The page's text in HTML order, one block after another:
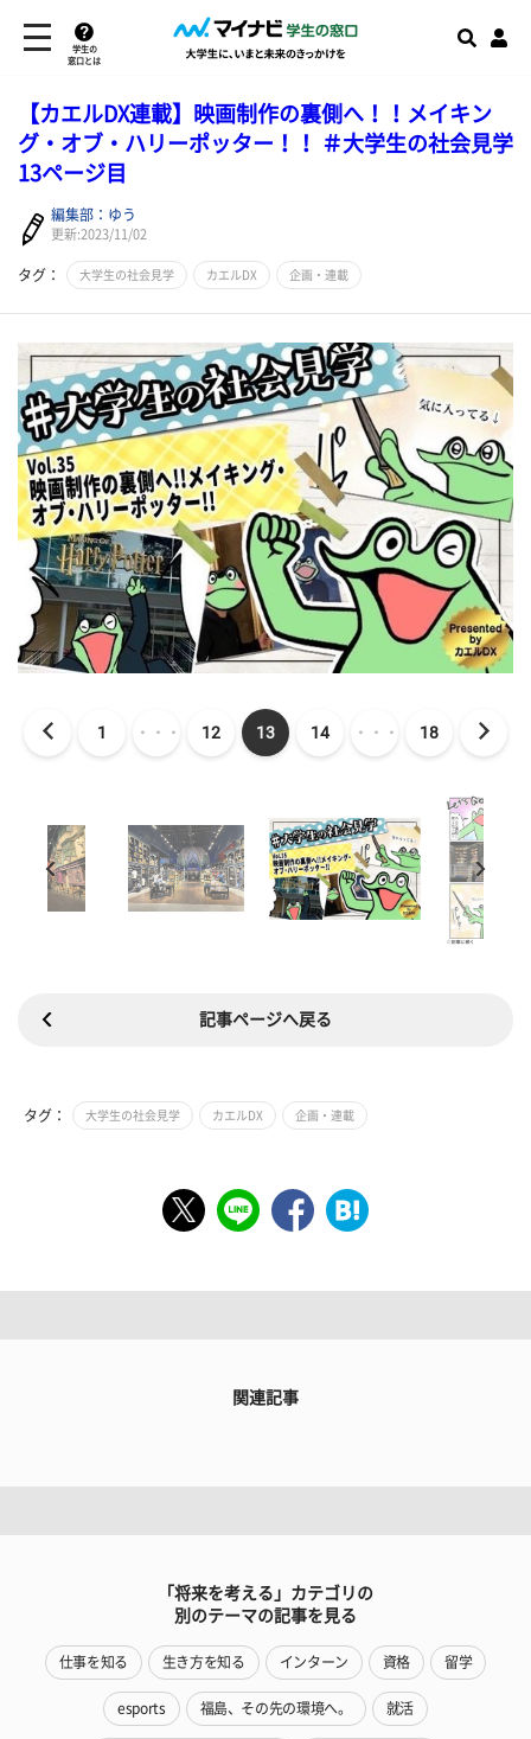
学生の
窓口とは
【カエルDX連載】映画制作の裏側へ！！メイキン
グ・オブ・ハリーポッター！！ ＃大学生の社会見学
13ページ目
編集部：ゆう
更新:2023/11/02
タグ： 大学生の社会見学 カエルDX 企画・連載
1 ・・・ 12 13 14 ・・・ 18
記事ページへ戻る
タグ： 大学生の社会見学 カエルDX 企画・連載
関連記事
「将来を考える」カテゴリの
別のテーマの記事を見る
仕事を知る 生き方を知る インターン 資格 留学
esports 福島、その先の環境へ。 就活